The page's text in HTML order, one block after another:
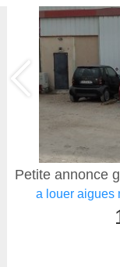
Petite annonce
a louer aigues